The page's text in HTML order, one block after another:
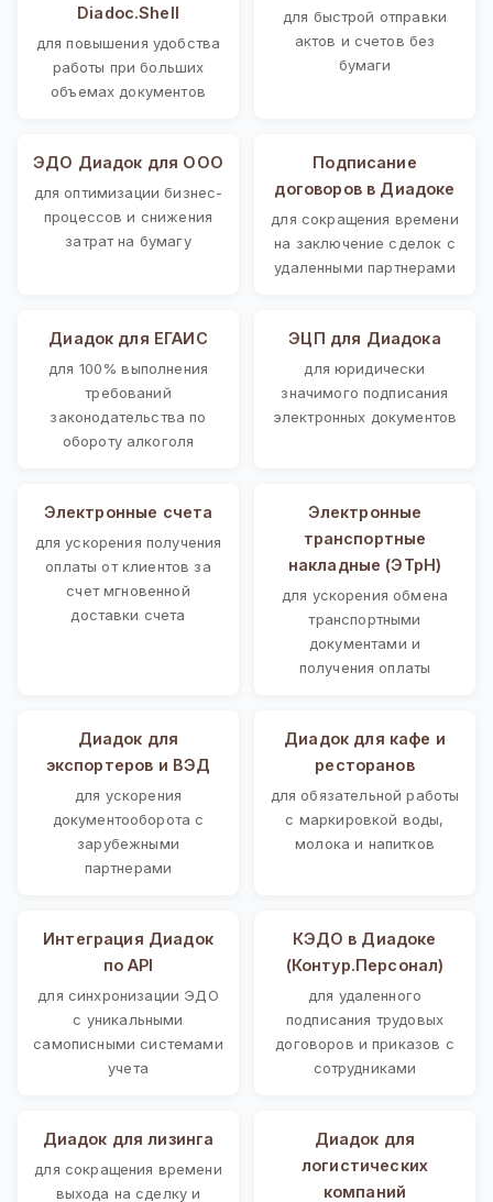
Diadoc.Shell
для повышения удобства
работы при больших
объемах документов
для быстрой отправки
актов и счетов без
бумаги
ЭДО Диадок для ООО
для оптимизации бизнес-
процессов и снижения
затрат на бумагу
Подписание
договоров в Диадоке
для сокращения времени
на заключение сделок с
удаленными партнерами
Диадок для ЕГАИС
для 100% выполнения
требований
законодательства по
обороту алкоголя
ЭЦП для Диадока
для юридически
значимого подписания
электронных документов
Электронные счета
для ускорения получения
оплаты от клиентов за
счет мгновенной
доставки счета
Электронные
транспортные
накладные (ЭТрН)
для ускорения обмена
транспортными
документами и
получения оплаты
Диадок для
экспортеров и ВЭД
для ускорения
документооборота с
зарубежными
партнерами
Диадок для кафе и
ресторанов
для обязательной работы
с маркировкой воды,
молока и напитков
Интеграция Диадок
по API
для синхронизации ЭДО
с уникальными
самописными системами
учета
КЭДО в Диадоке
(Контур.Персонал)
для удаленного
подписания трудовых
договоров и приказов с
сотрудниками
Диадок для лизинга
для сокращения времени
выхода на сделку и
Диадок для
логистических
компаний